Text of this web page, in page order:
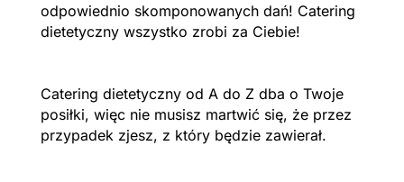
odpowiednio skomponowanych dań! Catering
dietetyczny wszystko zrobi za Ciebie!
Catering dietetyczny od A do Z dba o Twoje
posiłki, więc nie musisz martwić się, że przez
przypadek zjesz, z który będzie zawierał.